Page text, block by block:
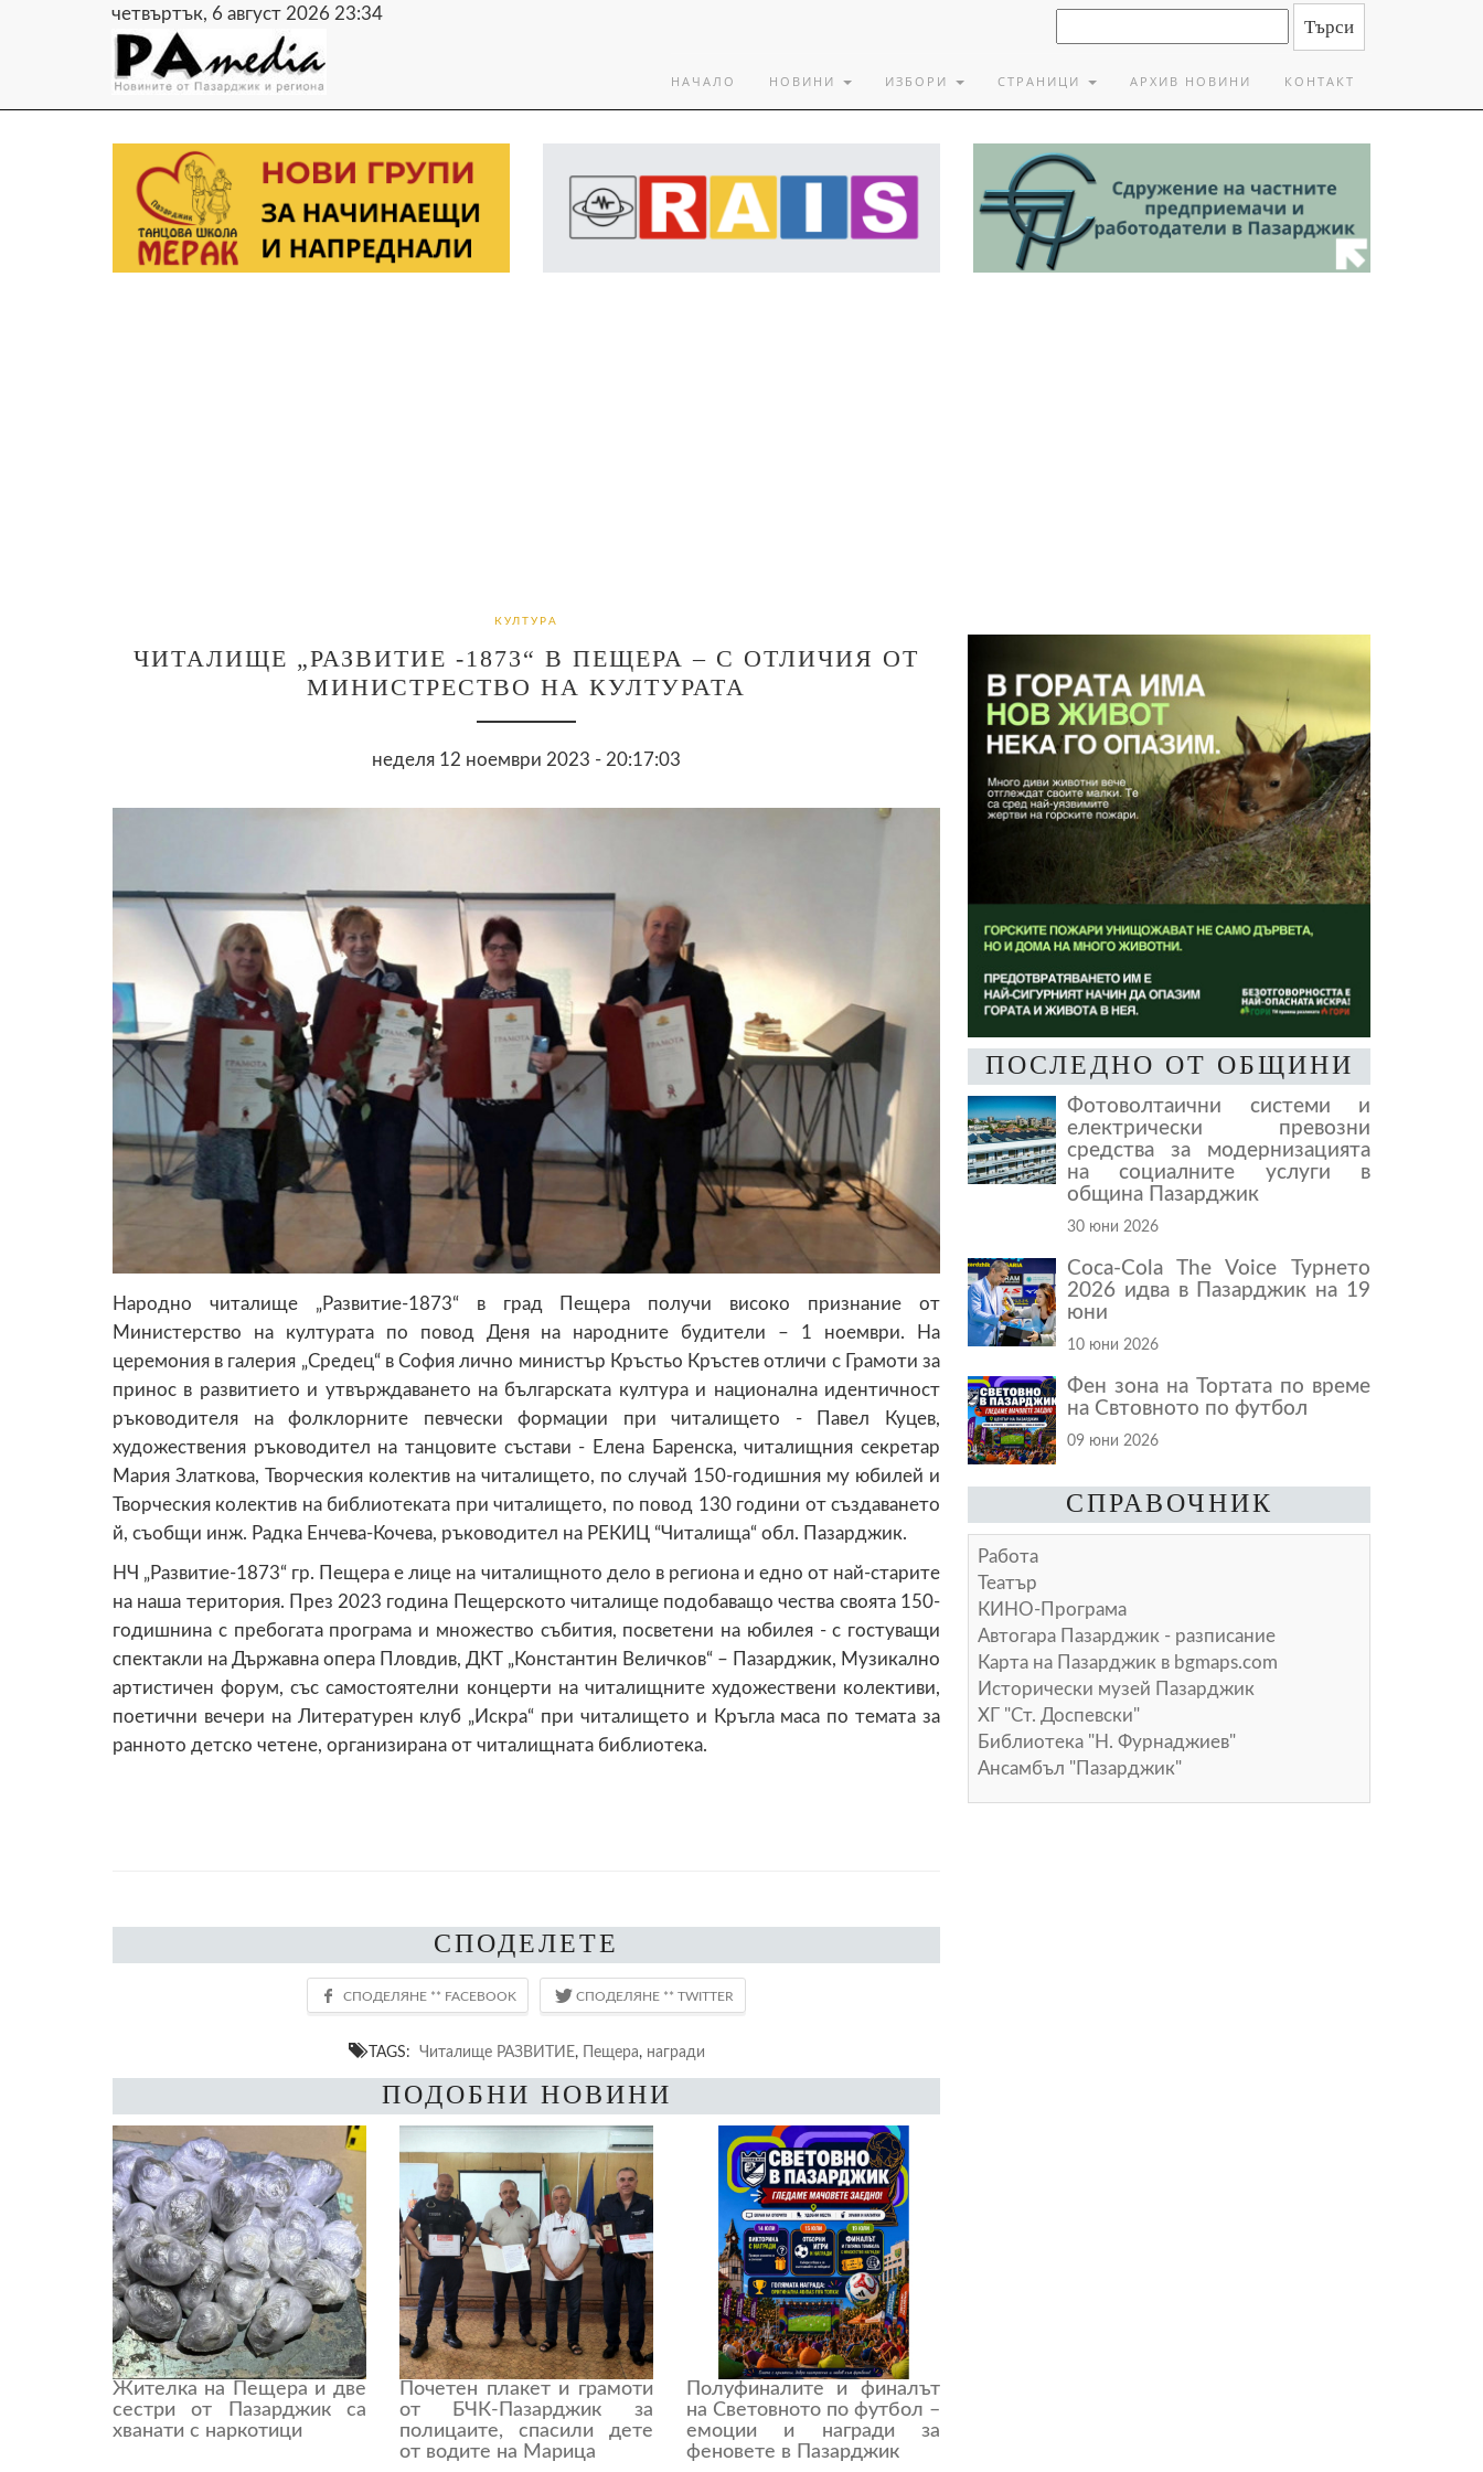
четвъртък, 6 август 2026 23:34
НАЧАЛО НОВИНИ ИЗБОРИ СТРАНИЦИ АРХИВ НОВИНИ КОНТАКТ
КУЛТУРА
ЧИТАЛИЩЕ „РАЗВИТИЕ -1873“ В ПЕЩЕРА – С ОТЛИЧИЯ ОТ
МИНИСТРЕСТВО НА КУЛТУРАТА
неделя 12 ноември 2023 - 20:17:03
Народно читалище „Развитие-1873“ в град Пещера получи високо признание от
Министерство на културата по повод Деня на народните будители – 1 ноември. На
церемония в галерия „Средец“ в София лично министър Кръстьо Кръстев отличи с Грамоти за
принос в развитието и утвърждаването на българската култура и национална идентичност
ръководителя на фолклорните певчески формации при читалището - Павел Куцев,
художествения ръководител на танцовите състави - Елена Баренска, читалищния секретар
Мария Златкова, Творческия колектив на читалището, по случай 150-годишния му юбилей и
Творческия колектив на библиотеката при читалището, по повод 130 години от създаването
й, съобщи инж. Радка Енчева-Кочева, ръководител на РЕКИЦ “Читалища“ обл. Пазарджик.
НЧ „Развитие-1873“ гр. Пещера е лице на читалищното дело в региона и едно от най-старите
на наша територия. През 2023 година Пещерското читалище подобаващо чества своята 150-
годишнина с пребогата програма и множество събития, посветени на юбилея - с гостуващи
спектакли на Държавна опера Пловдив, ДКТ „Константин Величков“ – Пазарджик, Музикално
артистичен форум, със самостоятелни концерти на читалищните художествени колективи,
поетични вечери на Литературен клуб „Искра“ при читалището и Кръгла маса по темата за
ранното детско четене, организирана от читалищната библиотека.
СПОДЕЛЕТЕ
TAGS: Читалище РАЗВИТИЕ, Пещера, награди
ПОДОБНИ НОВИНИ
Жителка на Пещера и две
сестри от Пазарджик са
хванати с наркотици
Почетен плакет и грамоти
от БЧК-Пазарджик за
полицаите, спасили дете
от водите на Марица
Полуфиналите и финалът
на Световното по футбол –
емоции и награди за
феновете в Пазарджик
ПОСЛЕДНО ОТ ОБЩИНИ
Фотоволтаични системи и
електрически превозни
средства за модернизацията
на социалните услуги в
община Пазарджик
30 юни 2026
Coca-Cola The Voice Турнето
2026 идва в Пазарджик на 19
юни
10 юни 2026
Фен зона на Тортата по време
на Свтовното по футбол
09 юни 2026
СПРАВОЧНИК
Работа
Театър
КИНО-Програма
Автогара Пазарджик - разписание
Карта на Пазарджик в bgmaps.com
Исторически музей Пазарджик
ХГ "Ст. Доспевски"
Библиотека "Н. Фурнаджиев"
Ансамбъл "Пазарджик"